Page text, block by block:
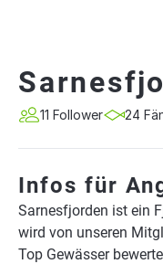
11 Follower 24
Infos für
Sarnesfjorden ist ein
wird von unseren
Top Gewässer